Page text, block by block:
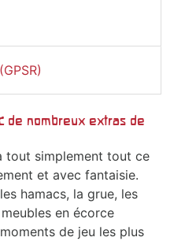
de nombreux extras de
tout simplement tout ce
et avec fantaisie.
hamacs, la grue, les
en écorce
de jeu les plus